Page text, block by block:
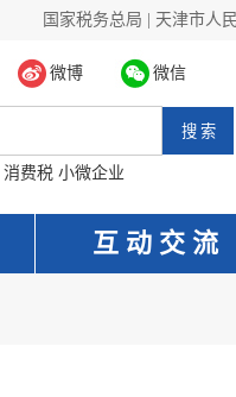
国家税务总局 天津市人
微博 微信
消费税 小微企业
互 动 交 流